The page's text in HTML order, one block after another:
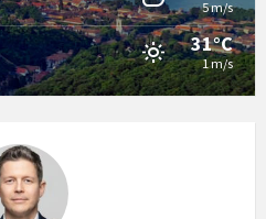
5 m/s
31°C
1 m/s